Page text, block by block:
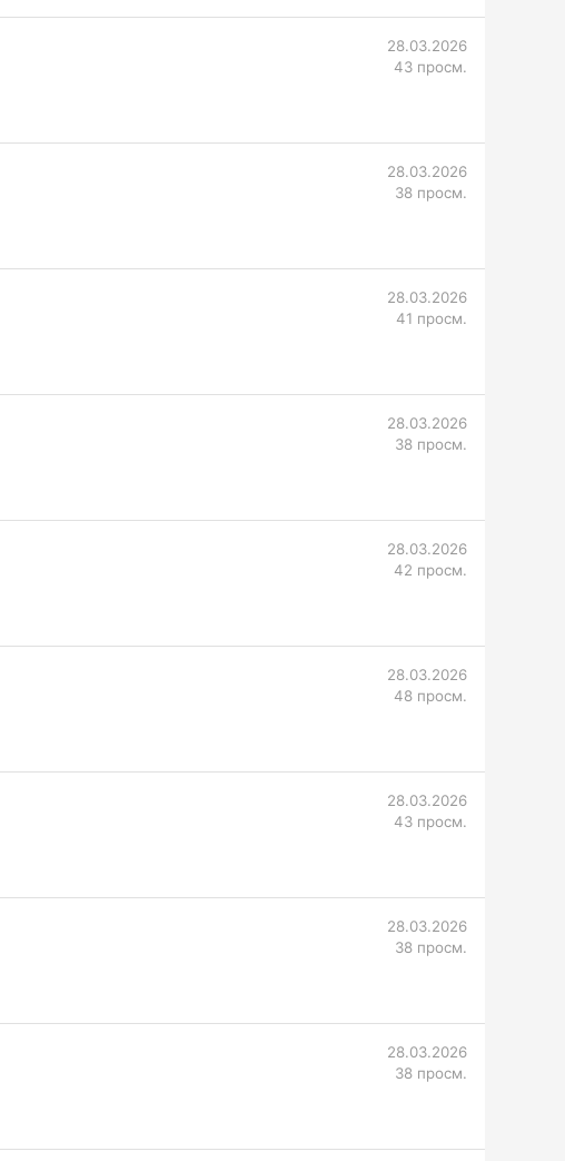
28.03.2026
43 просм.
28.03.2026
38 просм.
28.03.2026
41 просм.
28.03.2026
38 просм.
28.03.2026
42 просм.
28.03.2026
48 просм.
28.03.2026
43 просм.
28.03.2026
38 просм.
28.03.2026
38 просм.